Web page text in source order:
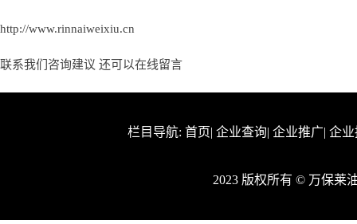
http://www.rinnaiweixiu.cn
联系我们咨询建议 还可以在线留言
栏目导航: 首页| 企业查询| 企业推广| 企
2023 版权所有 © 万保莱